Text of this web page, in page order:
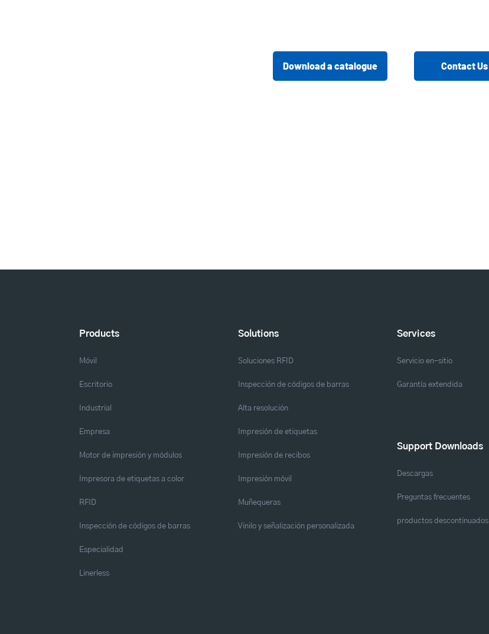
Download a catalogue Contact Us
Products
Móvil
Escritorio
Industrial
Empresa
Motor de impresión y módulos
Impresora de etiquetas a color
RFID
Inspección de códigos de barras
Especialidad
Linerless
Solutions
Soluciones RFID
Inspección de códigos de barras
Alta resolución
Impresión de etiquetas
Impresión de recibos
Impresión móvil
Muñequeras
Vinilo y señalización personalizada
Services
Servicio en-sitio
Garantía extendida
Support Downloads
Descargas
Preguntas frecuentes
productos descontinuados